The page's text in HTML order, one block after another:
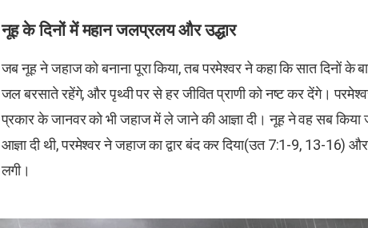
नूह के दिनों में महान जलप्रलय और उद्धार
जब नूह ने जहाज को बनाना पूरा किया, तब परमेश्वर ने कहा कि सात दिनों के
जल बरसाते रहेंगे, और पृथ्वी पर से हर जीवित प्राणी को नष्ट कर देंगे।
प्रकार के जानवर को भी जहाज में ले जाने की आज्ञा दी। नूह ने वह सब
आज्ञा दी थी, परमेश्वर ने जहाज का द्वार बंद कर दिया(उत 7:1-9, 13-16) और
लगी।